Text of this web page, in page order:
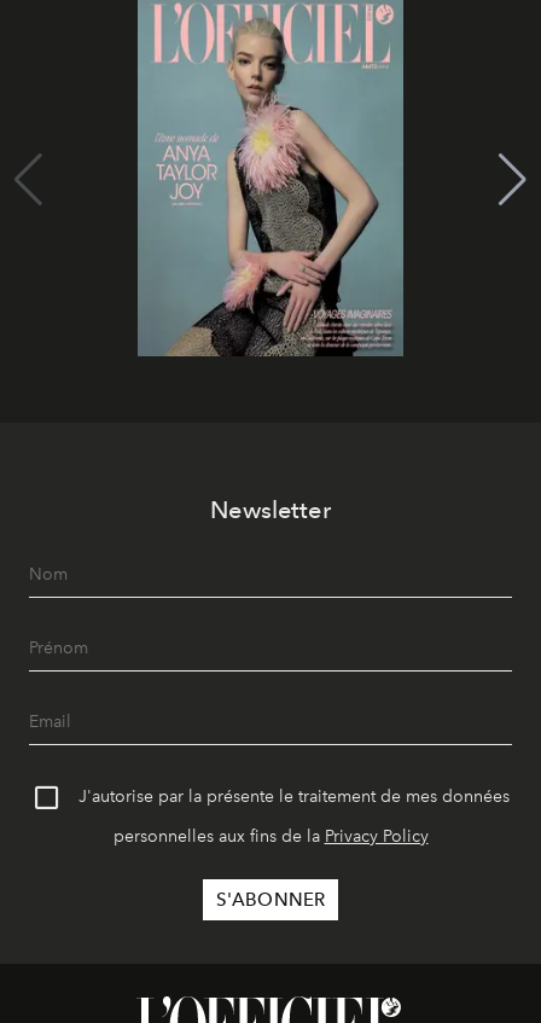
Newsletter
J'autorise par la présente le traitement de mes données
personnelles aux fins de la Privacy Policy